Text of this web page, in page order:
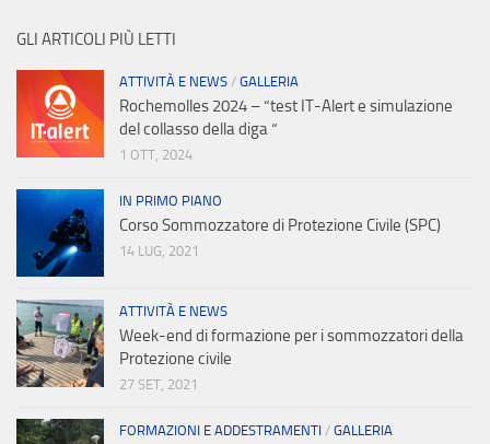
GLI ARTICOLI PIÙ LETTI
ATTIVITÀ E NEWS / GALLERIA
Rochemolles 2024 – “test IT-Alert e simulazione
del collasso della diga “
1 OTT, 2024
IN PRIMO PIANO
Corso Sommozzatore di Protezione Civile (SPC)
14 LUG, 2021
ATTIVITÀ E NEWS
Week-end di formazione per i sommozzatori della
Protezione civile
27 SET, 2021
FORMAZIONI E ADDESTRAMENTI / GALLERIA